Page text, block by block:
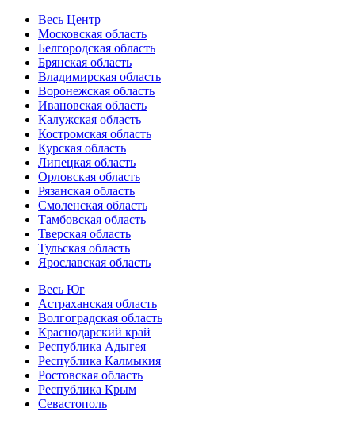
Весь Центр
Московская область
Белгородская область
Брянская область
Владимирская область
Воронежская область
Ивановская область
Калужская область
Костромская область
Курская область
Липецкая область
Орловская область
Рязанская область
Смоленская область
Тамбовская область
Тверская область
Тульская область
Ярославская область
Весь Юг
Астраханская область
Волгоградская область
Краснодарский край
Республика Адыгея
Республика Калмыкия
Ростовская область
Республика Крым
Севастополь